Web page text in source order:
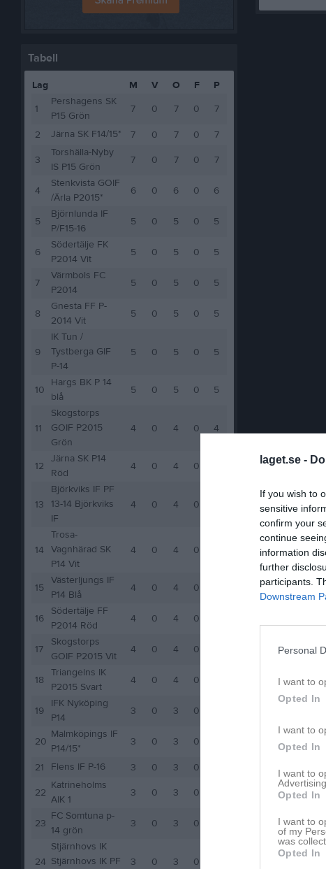
laget.se -
If you wish to
sensitive
confirm your
continue
information
further
participants.
Downstream
Personal
I want to
Opted In
I want to
Opted In
I want to
Advertising.
Opted In
I want to
of my
was
Opted In
Tabell
Lag M V O F
P
1
Pershagens SK
P15 Grön
7 0 7 0 7
2 Järna SK F14/15* 7 0 7 0
7
3
Torshälla-Nyby
IS P15 Grön
7 0 7 0 7
4
Stenkvista GOIF
/Ärla P2015*
6 0 6 0 6
5
Björnlunda IF
P/F15-16
5 0 5 0 5
6
Södertälje FK
P2014 Vit
5 0 5 0 5
7
Värmbols FC
P2014
5 0 5 0 5
8
Gnesta FF P-
2014 Vit
5 0 5 0 5
9
IK Tun /
Tystberga GIF
P-14
5 0 5 0 5
10
Hargs BK P 14
blå
5 0 5 0 5
11
Skogstorps
GOIF P2015
Grön
4 0 4 0 4
12
Järna SK P14
Röd
4 0 4 0
13
Björkviks IF PF
13-14 Björkviks
IF
4 0 4 0
14
Trosa-
Vagnhärad SK
P14 Vit
4 0 4 0
15
Västerljungs IF
P14 Blå
4 0 4 0
16
Södertälje FF
P2014 Röd
4 0 4 0
17
Skogstorps
GOIF P2015 Vit
4 0 4 0
18
Triangelns IK
P2015 Svart
4 0 4 0
19
IFK Nyköping
P14
3 0 3 0
20
Malmköpings IF
P14/15*
3 0 3 0
21 Flens IF P-16 3 0 3 0
22
Katrineholms
AIK 1
3 0 3 0
23
FC Somtuna p-
14 grön
3 0 3 0
24
Stjärnhovs IK
Stjärnhovs IK PF
3 0 3 0